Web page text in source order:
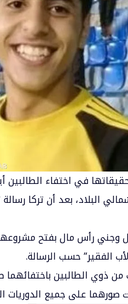
في اختفاء
البلاد، بعد أن تركا
وجني رأس مال بفتح
الفقير” حسب الرسالة.
الطالبين باختفائهما
على جميع الدوريات